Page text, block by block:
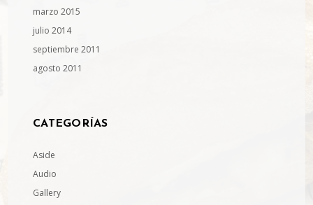
marzo 2015
julio 2014
septiembre 2011
agosto 2011
CATEGORÍAS
Aside
Audio
Gallery